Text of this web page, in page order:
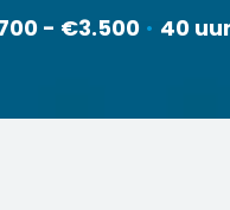
- €3.500 • 40 uur